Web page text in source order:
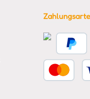
Kreditkarte
PayPal